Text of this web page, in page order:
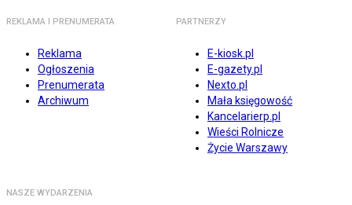
REKLAMA I PRENUMERATA
Reklama
Ogłoszenia
Prenumerata
Archiwum
PARTNERZY
E-kiosk.pl
E-gazety.pl
Nexto.pl
Mała księgowość
Kancelarierp.pl
Wieści Rolnicze
Życie Warszawy
NASZE WYDARZENIA